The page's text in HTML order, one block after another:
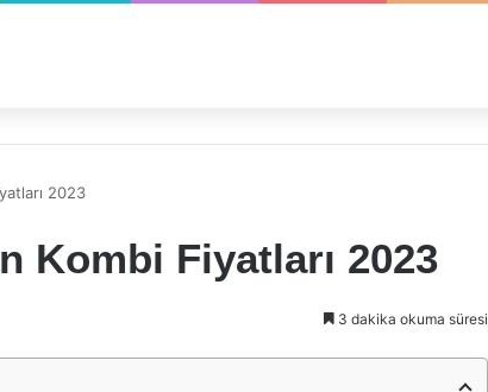
2023
Kombi Fiyatları 2023
3 dakika okuma süresi